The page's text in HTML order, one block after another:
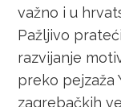
važno i u
Pažljivo
razvijanje
preko pejzaža
zagrebačkih